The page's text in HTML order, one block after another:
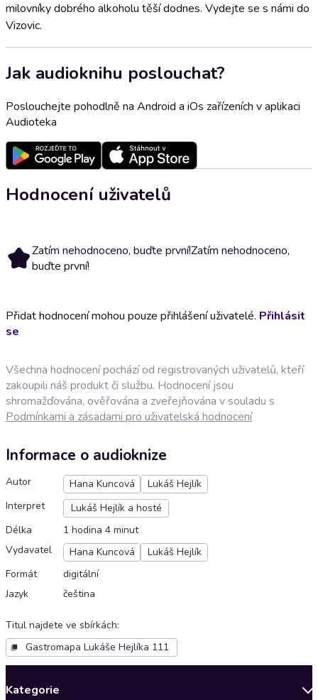
milovníky dobrého alkoholu těší dodnes. Vydejte se s námi do
Vizovic.
Jak audioknihu poslouchat?
Poslouchejte pohodlně na Android a iOs zařízeních v aplikaci
Audioteka
Hodnocení uživatelů
Zatím nehodnoceno, buďte první!Zatím nehodnoceno,
buďte první!
Přidat hodnocení mohou pouze přihlášení uživatelé. Přihlásit
se
Všechna hodnocení pochází od registrovaných uživatelů, kteří
zakoupili náš produkt či službu. Hodnocení jsou
shromažďována, ověřována a zveřejňována v souladu s
Podmínkami a zásadami pro uživatelská hodnocení
Informace o audioknize
Autor Hana Kuncová
Lukáš Hejlík
Interpret
Lukáš Hejlík a hosté
Délka
1 hodina 4 minut
Vydavatel
Hana Kuncová
Lukáš Hejlík
Formát
digitální
Jazyk
čeština
Titul najdete ve sbírkách:
Gastromapa Lukáše Hejlíka 111
Kategorie